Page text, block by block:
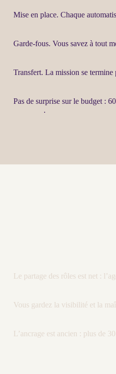
Mise en place. Chaque
Garde-fous. Vous savez à tout
Transfert. La mission se termine
Pas de surprise sur le budget :
.
Le partage des rôles est net : l’
Vous gardez la visibilité et la
L’ancrage est ancien : plus de